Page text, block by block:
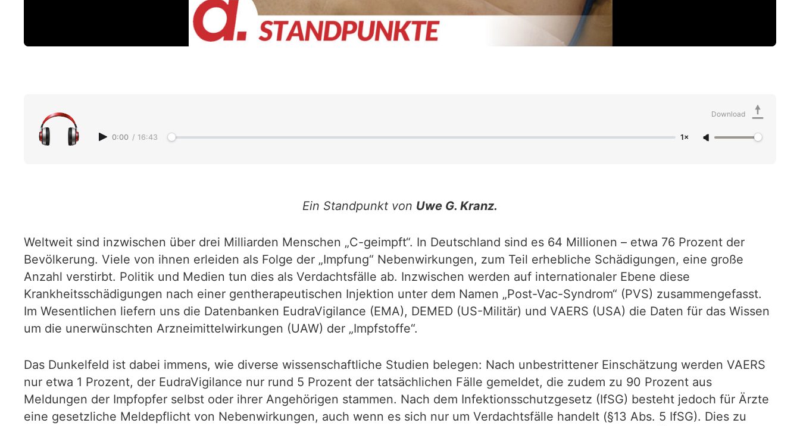
0:00 / 16:43 1×
Download
Ein Standpunkt von Uwe G. Kranz.
Weltweit sind inzwischen über drei Milliarden Menschen „C-geimpft“. In Deutschland sind es 64 Millionen – etwa 76 Prozent der
Bevölkerung. Viele von ihnen erleiden als Folge der „Impfung“ Nebenwirkungen, zum Teil erhebliche Schädigungen, eine große
Anzahl verstirbt. Politik und Medien tun dies als Verdachtsfälle ab. Inzwischen werden auf internationaler Ebene diese
Krankheitsschädigungen nach einer gentherapeutischen Injektion unter dem Namen „Post-Vac-Syndrom“ (PVS) zusammengefasst.
Im Wesentlichen liefern uns die Datenbanken EudraVigilance (EMA), DEMED (US-Militär) und VAERS (USA) die Daten für das Wissen
um die unerwünschten Arzneimittelwirkungen (UAW) der „Impfstoffe“.
Das Dunkelfeld ist dabei immens, wie diverse wissenschaftliche Studien belegen: Nach unbestrittener Einschätzung werden VAERS
nur etwa 1 Prozent, der EudraVigilance nur rund 5 Prozent der tatsächlichen Fälle gemeldet, die zudem zu 90 Prozent aus
Meldungen der Impfopfer selbst oder ihrer Angehörigen stammen. Nach dem Infektionsschutzgesetz (IfSG) besteht jedoch für Ärzte
eine gesetzliche Meldepflicht von Nebenwirkungen, auch wenn es sich nur um Verdachtsfälle handelt (§13 Abs. 5 IfSG). Dies zu